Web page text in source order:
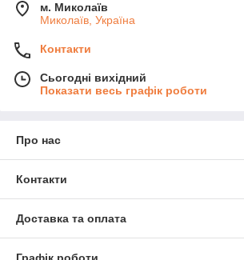
м. Миколаїв
Миколаїв, Україна
Контакти
Сьогодні вихідний
Показати весь графік роботи
Про нас
Контакти
Доставка та оплата